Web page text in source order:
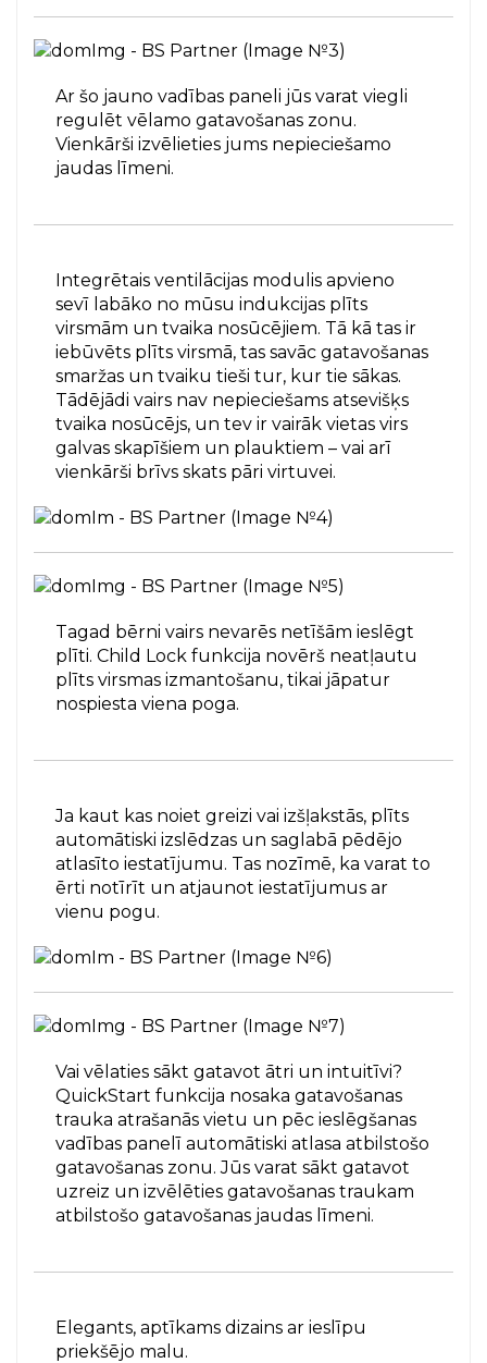
Ar šo jauno vadības paneli jūs varat viegli
regulēt vēlamo gatavošanas zonu.
Vienkārši izvēlieties jums nepieciešamo
jaudas līmeni.
Integrētais ventilācijas modulis apvieno
sevī labāko no mūsu indukcijas plīts
virsmām un tvaika nosūcējiem. Tā kā tas ir
iebūvēts plīts virsmā, tas savāc gatavošanas
smaržas un tvaiku tieši tur, kur tie sākas.
Tādējādi vairs nav nepieciešams atsevišķs
tvaika nosūcējs, un tev ir vairāk vietas virs
galvas skapīšiem un plauktiem – vai arī
vienkārši brīvs skats pāri virtuvei.
Tagad bērni vairs nevarēs netīšām ieslēgt
plīti. Child Lock funkcija novērš neatļautu
plīts virsmas izmantošanu, tikai jāpatur
nospiesta viena poga.
Ja kaut kas noiet greizi vai izšļakstās, plīts
automātiski izslēdzas un saglabā pēdējo
atlasīto iestatījumu. Tas nozīmē, ka varat to
ērti notīrīt un atjaunot iestatījumus ar
vienu pogu.
Vai vēlaties sākt gatavot ātri un intuitīvi?
QuickStart funkcija nosaka gatavošanas
trauka atrašanās vietu un pēc ieslēgšanas
vadības panelī automātiski atlasa atbilstošo
gatavošanas zonu. Jūs varat sākt gatavot
uzreiz un izvēlēties gatavošanas traukam
atbilstošo gatavošanas jaudas līmeni.
Elegants, aptīkams dizains ar ieslīpu
priekšējo malu.